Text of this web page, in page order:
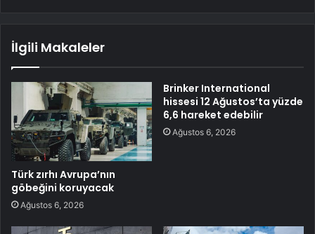
İlgili Makaleler
Türk zırhı Avrupa’nın
göbeğini koruyacak
Ağustos 6, 2026
Brinker International
hissesi 12 Ağustos’ta yüzde
6,6 hareket edebilir
Ağustos 6, 2026